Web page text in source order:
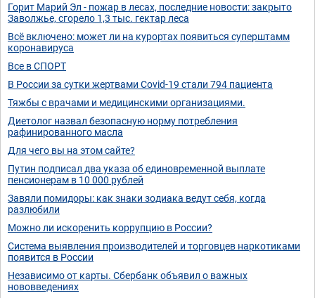
Горит Марий Эл - пожар в лесах, последние новости: закрыто
Заволжье, сгорело 1,3 тыс. гектар леса
Всё включено: может ли на курортах появиться суперштамм
коронавируса
Все в СПОРТ
В России за сутки жертвами Covid-19 стали 794 пациента
Тяжбы с врачами и медицинскими организациями.
Диетолог назвал безопасную норму потребления
рафинированного масла
Для чего вы на этом сайте?
Путин подписал два указа об единовременной выплате
пенсионерам в 10 000 рублей
Завяли помидоры: как знаки зодиака ведут себя, когда
разлюбили
Можно ли искоренить коррупцию в России?
Система выявления производителей и торговцев наркотиками
появится в России
Независимо от карты. Сбербанк объявил о важных
нововведениях